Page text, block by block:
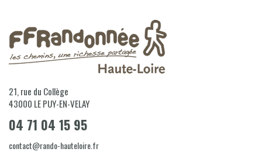
21, rue du Collège
43000 LE PUY-EN-VELAY
04 71 04 15 95
contact@rando-hauteloire.fr